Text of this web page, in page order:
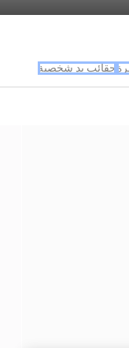
حقائب يد شخصية